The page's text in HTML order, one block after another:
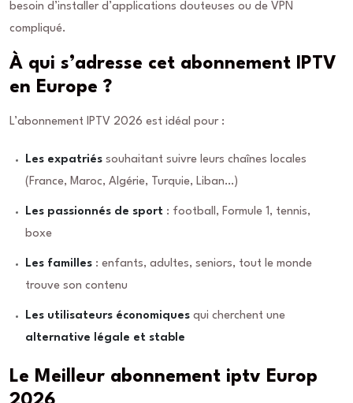
besoin d’installer d’applications douteuses ou de VPN
compliqué.
À qui s’adresse cet abonnement IPTV
en Europe ?
L’abonnement IPTV 2026 est idéal pour :
Les expatriés souhaitant suivre leurs chaînes locales
(France, Maroc, Algérie, Turquie, Liban…)
Les passionnés de sport : football, Formule 1, tennis,
boxe
Les familles : enfants, adultes, seniors, tout le monde
trouve son contenu
Les utilisateurs économiques qui cherchent une
alternative légale et stable
Le Meilleur abonnement iptv Europ